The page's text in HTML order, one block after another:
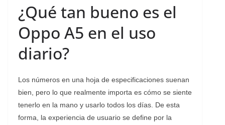
¿Qué tan bueno es el
Oppo A5 en el uso
diario?
Los números en una hoja de especificaciones suenan
bien, pero lo que realmente importa es cómo se siente
tenerlo en la mano y usarlo todos los días. De esta
forma, la experiencia de usuario se define por la